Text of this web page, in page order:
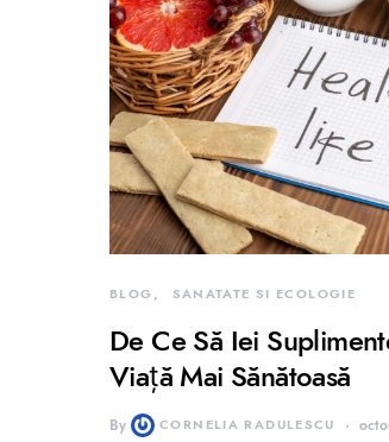
BLOG SANATATE SI ECOLOGIE
De Ce Să Iei
Viață Mai Sănătoasă
By CORNELIA RADULESCU